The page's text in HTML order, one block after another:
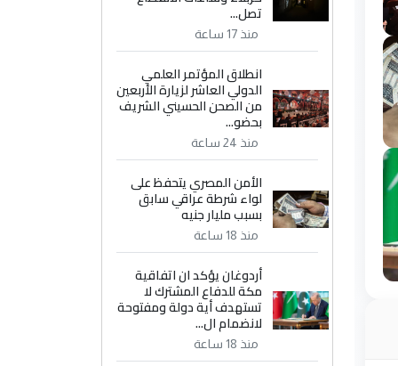
تصل...
منذ 17 ساعة
انطلاق المؤتمر العلمي
الدولي العاشر لزيارة الأربعين
من الصحن الحسيني الشريف
بحضو...
منذ 24 ساعة
الأمن المصري يتحفظ على
لواء شرطة عراقي سابق
بسبب مليار جنيه
منذ 18 ساعة
أردوغان يؤكد ان اتفاقية
مكة للدفاع المشترك لا
تستهدف أية دولة ومفتوحة
لانضمام ال...
منذ 18 ساعة